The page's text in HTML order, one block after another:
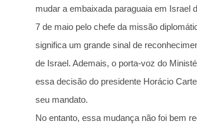
mudar a embaixada paraguaia em Israel
7 de maio pelo chefe da missão
significa um grande sinal de
de Israel. Ademais, o porta-voz do
essa decisão do presidente Horácio
seu mandato.
No entanto, essa mudança não foi bem